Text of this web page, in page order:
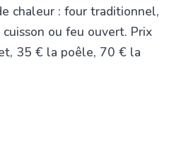
chaleur : four traditionnel,
ou feu ouvert. Prix
35 € la poêle, 70 € la